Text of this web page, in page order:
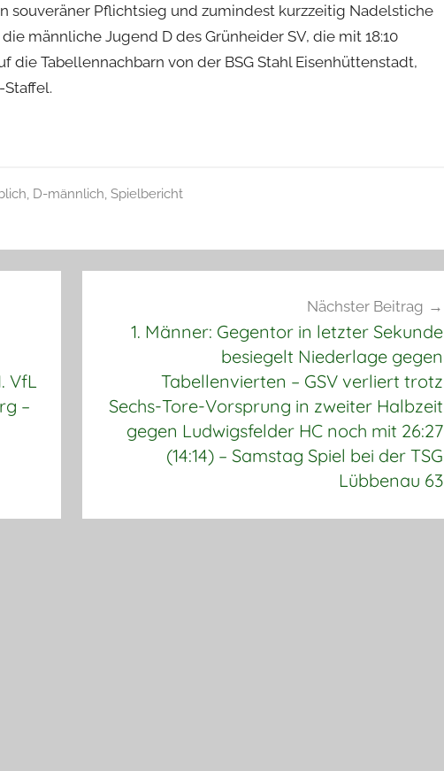
souveräner Pflichtsieg und zumindest kurzzeitig Nadelstiche
männliche Jugend D des Grünheider SV, die mit 18:10
die Tabellennachbarn von der BSG Stahl Eisenhüttenstadt,
, D-männlich, Spielbericht
VfL
–
Nächster Beitrag
1. Männer: Gegentor in letzter Sekunde
besiegelt Niederlage gegen
Tabellenvierten – GSV verliert trotz
Sechs-Tore-Vorsprung in zweiter Halbzeit
gegen Ludwigsfelder HC noch mit 26:27
(14:14) – Samstag Spiel bei der TSG
Lübbenau 63